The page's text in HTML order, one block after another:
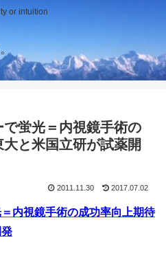
or intuition
蛍光＝内視鏡手術の
と米国立研が試薬開
2011.11.30 2017.07.02
内視鏡手術の成功率向上期待